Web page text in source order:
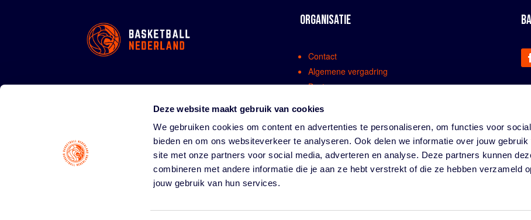
Deze website maakt gebruik van cookies
We gebruiken cookies om content en advertenties te personaliseren, om functies voor
bieden en om ons websiteverkeer te analyseren. Ook delen we informatie over jouw gebruik
site met onze partners voor social media, adverteren en analyse. Deze partners kunnen
combineren met andere informatie die je aan ze hebt verstrekt of die ze hebben verzameld
jouw gebruik van hun services.
ORGANISATIE
Contact
Algemene vergadring
Bestuur
Bondsreglementen
Klachtenregeling
Partners
Vacatures